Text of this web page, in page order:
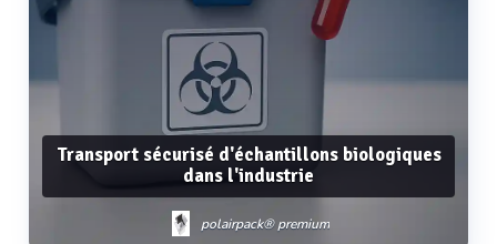
Transport sécurisé d'échantillons biologiques
dans l'industrie
polairpack® premium